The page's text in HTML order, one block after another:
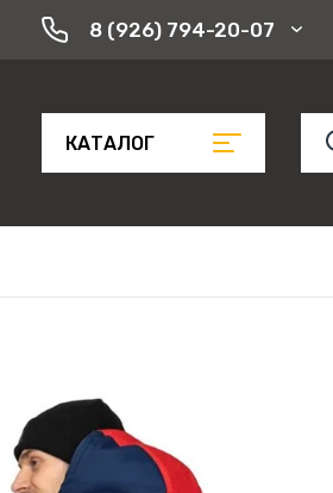
8 (926) 794-20-07
КАТАЛОГ